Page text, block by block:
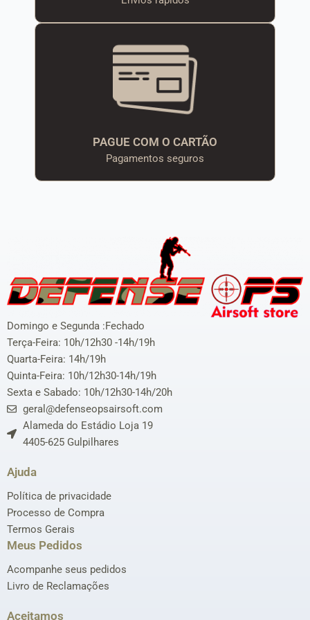
PAGUE COM O CARTÃO
Pagamentos seguros
Domingo e Segunda :Fechado
Terça-Feira: 10h/12h30 -14h/19h
Quarta-Feira: 14h/19h
Quinta-Feira: 10h/12h30-14h/19h
Sexta e Sabado: 10h/12h30-14h/20h
geral@defenseopsairsoft.com
Alameda do Estádio Loja 19
4405-625 Gulpilhares
Ajuda
Política de privacidade
Processo de Compra
Termos Gerais
Meus Pedidos
Acompanhe seus pedidos
Livro de Reclamações
Aceitamos